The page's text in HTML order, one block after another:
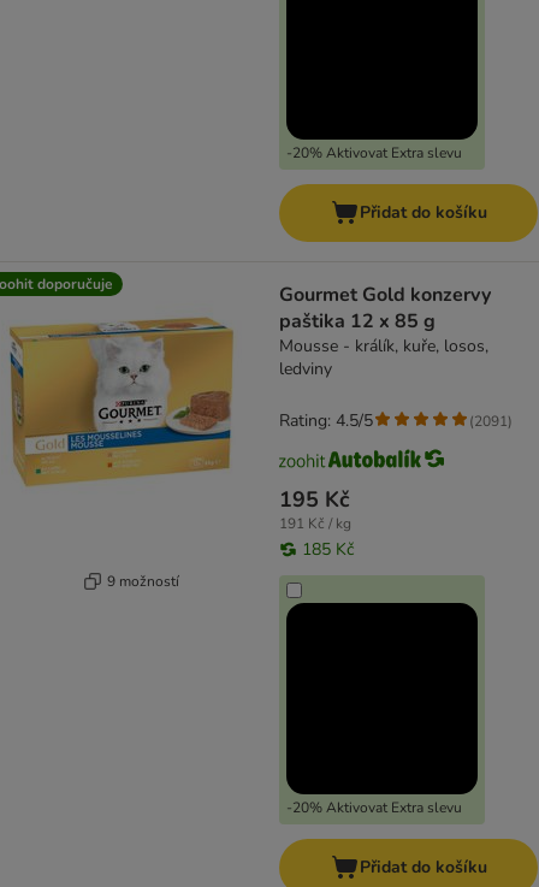
-20% Aktivovat Extra slevu
Přidat do košíku
doporučuje
9 možností
Gourmet Gold konzervy
paštika 12 x 85 g
Mousse - králík, kuře, losos,
ledviny
195 Kč
191 Kč / kg
185 Kč
-20% Aktivovat Extra slevu
Rating: 4.5/5 (2091)
Přidat do košíku